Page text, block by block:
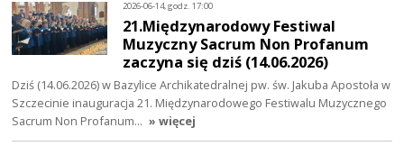
2026-06-14, godz. 17:00
21.Międzynarodowy Festiwal
Muzyczny Sacrum Non Profanum
zaczyna się dziś (14.06.2026)
Dziś (14.06.2026) w Bazylice Archikatedralnej pw. św. Jakuba Apostoła w
Szczecinie inauguracja 21. Międzynarodowego Festiwalu Muzycznego
Sacrum Non Profanum… » więcej